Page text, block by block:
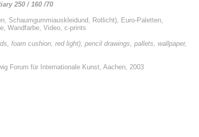
250 / 160 /70
Schaumgummiauskleidund, Rotlicht), Euro-Paletten,
Wandfarbe, Video, c-prints
foam cushion, red light), pencil drawings, pallets, wallpaper,
Forum für Internationale Kunst, Aachen, 2003